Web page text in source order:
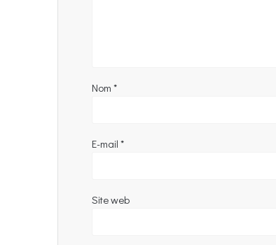
Nom*
E-mail*
Site web